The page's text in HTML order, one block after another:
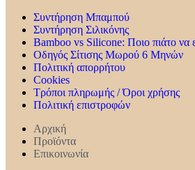
Συντήρηση Mπαμπού
Συντήρηση Σιλικόνης
Bamboo vs Silicone: Ποιο πιάτο να
Οδηγός Σίτισης Μωρού 6 Μηνών
Πολιτική απορρήτου
Cookies
Τρόποι πληρωμής / Όροι χρήσης
Πολιτική επιστροφών
Αρχική
Προϊόντα
Επικοινωνία